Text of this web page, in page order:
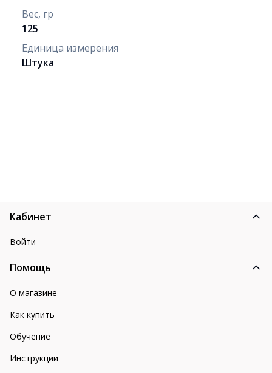
Вес, гр
125
Единица измерения
Штука
Кабинет
Войти
Помощь
О магазине
Как купить
Обучение
Инструкции